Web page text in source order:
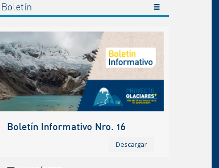
Boletín
Boletín Informativo Nro. 16
Descargar